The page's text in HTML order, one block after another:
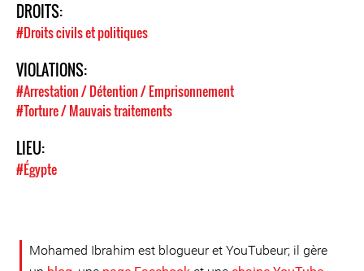
DROITS:
#Droits civils et politiques
VIOLATIONS:
#Arrestation / Détention / Emprisonnement
#Torture / Mauvais traitements
LIEU:
#Égypte
Mohamed Ibrahim est blogueur et YouTubeur; il gère